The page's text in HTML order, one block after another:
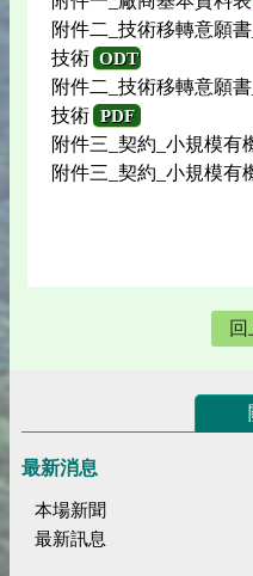
附件二_技術移轉意願
技術 ODT
附件二_技術移轉意願
技術 PDF
附件三_契約_小規模有
附件三_契約_小規模有
最新消息
本場新聞
最新訊息